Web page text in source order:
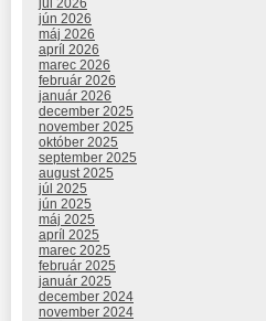
júl 2026
jún 2026
máj 2026
apríl 2026
marec 2026
február 2026
január 2026
december 2025
november 2025
október 2025
september 2025
august 2025
júl 2025
jún 2025
máj 2025
apríl 2025
marec 2025
február 2025
január 2025
december 2024
november 2024